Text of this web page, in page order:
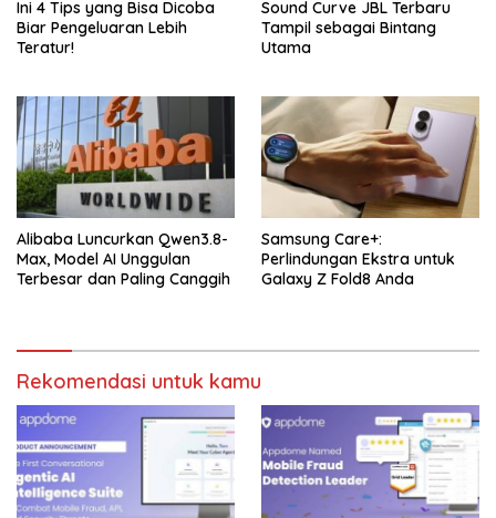
Ini 4 Tips yang Bisa Dicoba
Biar Pengeluaran Lebih
Teratur!
Sound Curve JBL Terbaru
Tampil sebagai Bintang
Utama
Alibaba Luncurkan Qwen3.8-
Max, Model AI Unggulan
Terbesar dan Paling Canggih
Samsung Care+:
Perlindungan Ekstra untuk
Galaxy Z Fold8 Anda
Rekomendasi untuk kamu